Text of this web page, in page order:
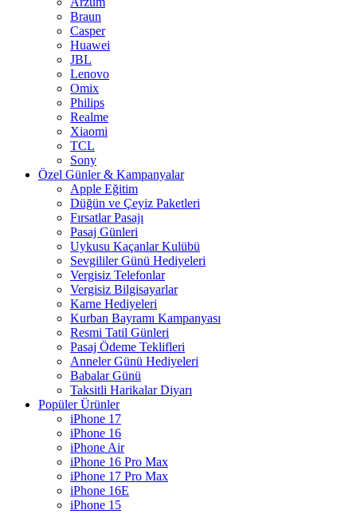
Braun
Casper
Huawei
JBL
Lenovo
Omix
Philips
Realme
Xiaomi
TCL
Sony
Özel Günler & Kampanyalar
Apple Eğitim
Düğün ve Çeyiz Paketleri
Fırsatlar Pasajı
Pasaj Günleri
Uykusu Kaçanlar Kulübü
Sevgililer Günü Hediyeleri
Vergisiz Telefonlar
Vergisiz Bilgisayarlar
Karne Hediyeleri
Kurban Bayramı Kampanyası
Resmi Tatil Günleri
Pasaj Ödeme Teklifleri
Anneler Günü Hediyeleri
Babalar Günü
Taksitli Harikalar Diyarı
Popüler Ürünler
iPhone 17
iPhone 16
iPhone Air
iPhone 16 Pro Max
iPhone 17 Pro Max
iPhone 16E
iPhone 15